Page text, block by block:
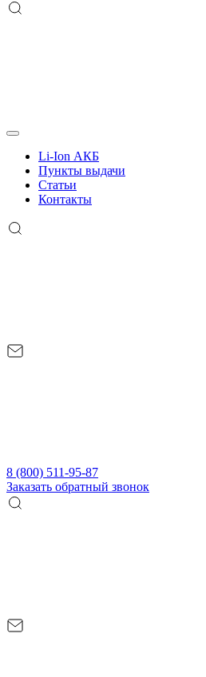
Li-Ion АКБ
Пункты выдачи
Статьи
Контакты
8 (800) 511-95-87
Заказать обратный звонок